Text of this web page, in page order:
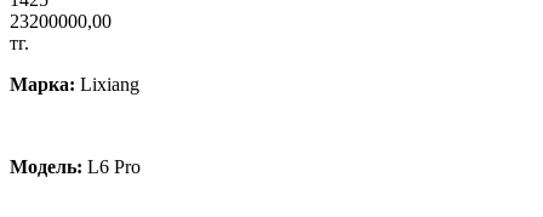
23200000,00
тг.
Марка: Lixiang
Модель: L6 Pro